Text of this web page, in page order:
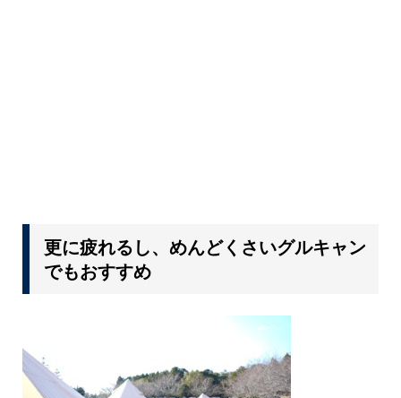
更に疲れるし、めんどくさいグルキャン
でもおすすめ